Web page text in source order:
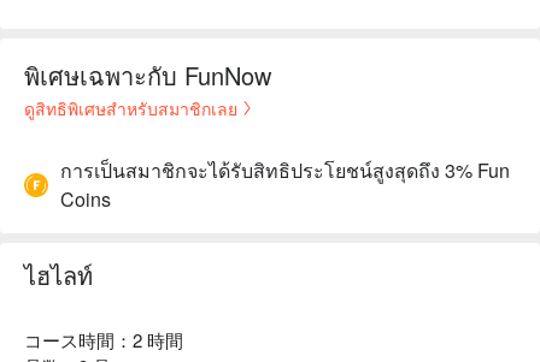
พิเศษเฉพาะกับ FunNow
ดูสิทธิพิเศษสำหรับสมาชิกเลย
การเป็นสมาชิกจะได้รับสิทธิประโยชน์สูงสุดถึง 3% Fun
Coins
ไฮไลท์
コース時間：2 時間